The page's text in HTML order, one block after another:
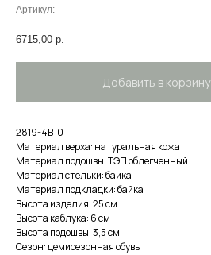
Артикул:
6715,00 р.
Добавить в корзину
2819-4В-0
Материал верха: натуральная кожа
Материал подошвы: ТЭП облегченный
Материал стельки: байка
Материал подкладки: байка
Высота изделия: 25 см
Высота каблука: 6 см
Высота подошвы: 3,5 см
Сезон: демисезонная обувь